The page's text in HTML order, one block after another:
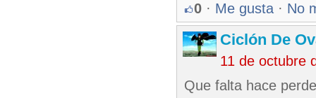
0 · Me gusta · No
Ciclón De
11 de octubre
Que falta hace